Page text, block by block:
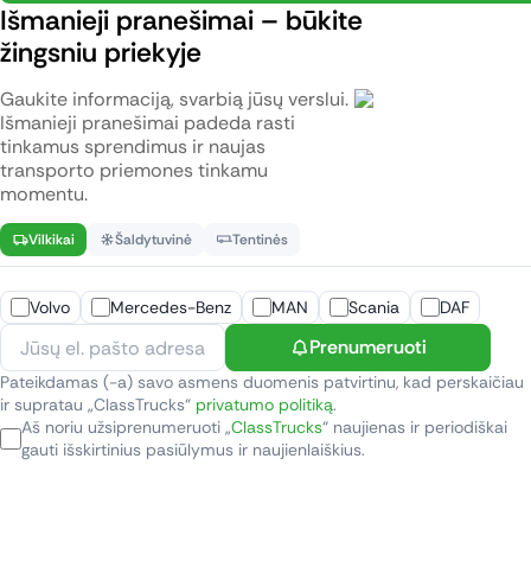
Išmanieji pranešimai – būkite
žingsniu priekyje
Gaukite informaciją, svarbią jūsų verslui.
Išmanieji pranešimai padeda rasti
tinkamus sprendimus ir naujas
transporto priemones tinkamu
momentu.
Vilkikai Šaldytuvinė Tentinės
Volvo Mercedes-Benz MAN Scania DAF
Prenumeruoti
Pateikdamas (-a) savo asmens duomenis patvirtinu, kad perskaičiau
ir supratau „ClassTrucks“ privatumo politiką.
Aš noriu užsiprenumeruoti „ClassTrucks“ naujienas ir periodiškai
gauti išskirtinius pasiūlymus ir naujienlaiškius.